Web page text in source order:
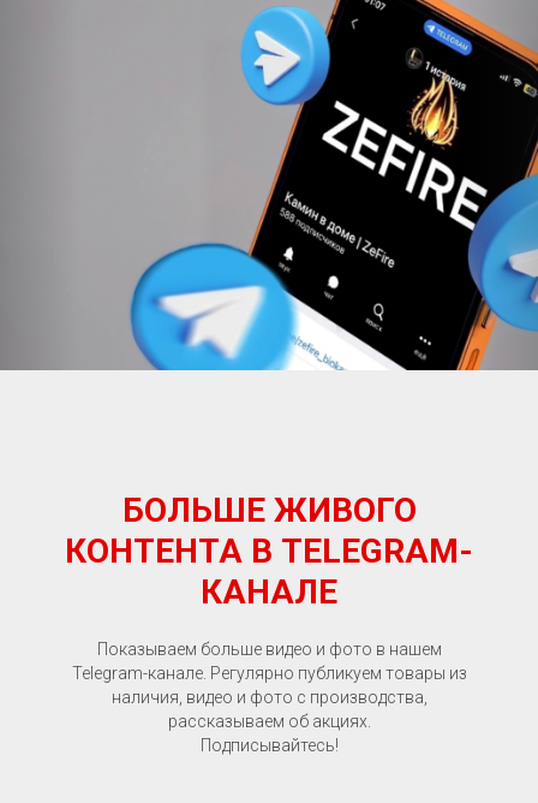
БОЛЬШЕ ЖИВОГО
КОНТЕНТА В TELEGRAM-
КАНАЛЕ
Показываем больше видео и фото в нашем
Telegram-канале. Регулярно публикуем товары из
наличия, видео и фото с производства,
рассказываем об акциях.
Подписывайтесь!